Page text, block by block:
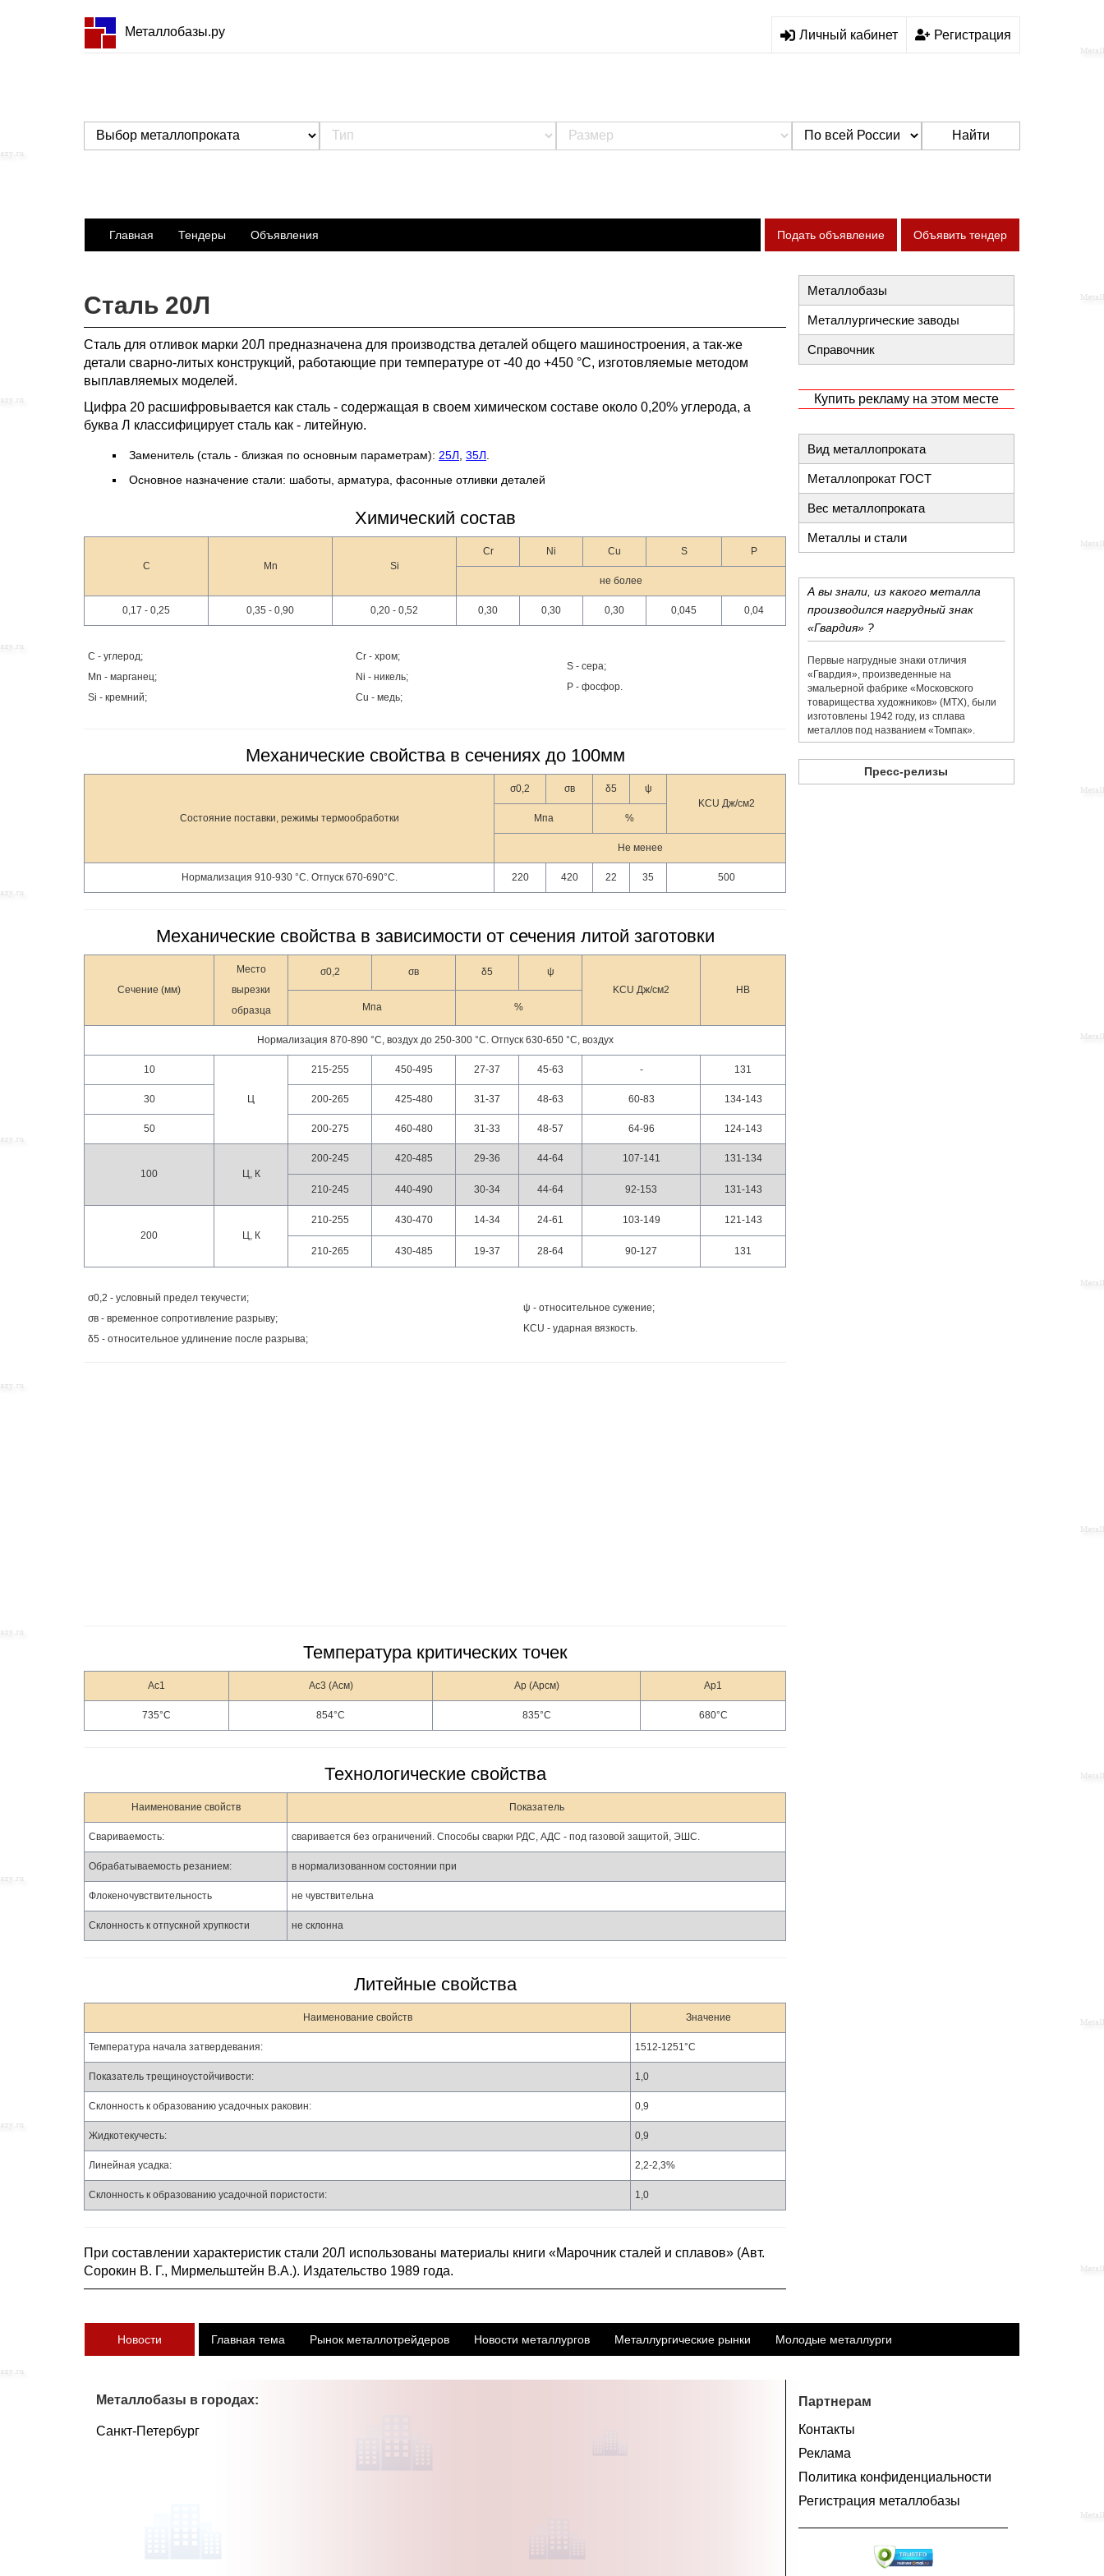
Металлобазы.ру Личный кабинет Регистрация
Найти
Главная Тендеры Объявления Подать объявление Объявить тендер
Сталь 20Л
Сталь для отливок марки 20Л предназначена для производства деталей общего машиностроения, а так-же
детали сварно-литых конструкций, работающие при температуре от -40 до +450 °С, изготовляемые методом
выплавляемых моделей.
Цифра 20 расшифровывается как сталь - содержащая в своем химическом составе около 0,20% углерода, а
буква Л классифицирует сталь как - литейную.
Заменитель (сталь - близкая по основным параметрам): 25Л 35Л
Основное назначение стали: шаботы, арматура, фасонные отливки деталей
Химический состав
C Mn Si
Cr Ni Cu S P
не более
0,17 - 0,25 0,35 - 0,90 0,20 - 0,52 0,30 0,30 0,30 0,045 0,04
C - углерод;
Mn - марганец;
Si - кремний;
Cr - хром;
Ni - никель;
Cu - медь;
S - сера;
P - фосфор.
Механические свойства в сечениях до 100мм
Состояние поставки, режимы термообработки
σ0,2 σв δ5
ψ
KCU Дж/см2
Мпа
%
Не менее
Нормализация 910-930 °С. Отпуск 670-690°С. 220 420 22 35 500
Механические свойства в зависимости от сечения литой заготовки
Сечение (мм)
Место
вырезки
образца
σ0,2 σв δ5
ψ
KCU Дж/см2
НВ
Мпа
%
Нормализация 870-890 °С, воздух до 250-300 °С. Отпуск 630-650 °С, воздух
10
Ц
215-255 450-495 27-37 45-63 - 131
30 200-265 425-480 31-37 48-63 60-83 134-143
50 200-275 460-480 31-33 48-57 64-96 124-143
100 Ц, К
200-245 420-485 29-36 44-64 107-141 131-134
210-245 440-490 30-34 44-64 92-153 131-143
200 Ц, К
210-255 430-470 14-34 24-61 103-149 121-143
210-265 430-485 19-37 28-64 90-127 131
σ0,2 - условный предел текучести;
σв - временное сопротивление разрыву;
δ5 - относительное удлинение после разрыва;
ψ - относительное сужение;
KCU - ударная вязкость.
Температура критических точек
Ас1 Ас3 (Асм) Ар (Арсм) Ар1
735°С 854°С 835°С 680°С
Технологические свойства
Наименование свойств Показатель
Свариваемость: сваривается без ограничений. Способы сварки РДС, АДС - под газовой защитой, ЭШС.
Обрабатываемость резанием: в нормализованном состоянии при
Флокеночувствительность не чувствительна
Склонность к отпускной хрупкости не склонна
Литейные свойства
Наименование свойств Значение
Температура начала затвердевания: 1512-1251°С
Показатель трещиноустойчивости: 1,0
Склонность к образованию усадочных раковин: 0,9
Жидкотекучесть: 0,9
Линейная усадка: 2,2-2,3%
Склонность к образованию усадочной пористости: 1,0
При составлении характеристик стали 20Л использованы материалы книги «Марочник сталей и сплавов» (Авт.
Сорокин В. Г., Мирмельштейн В.А.). Издательство 1989 года.
Металлобазы
Металлургические заводы
Справочник
Купить рекламу на этом месте
Вид металлопроката
Металлопрокат ГОСТ
Вес металлопроката
Металлы и стали
А вы знали, из какого металла
производился нагрудный знак
«Гвардия» ?
Первые нагрудные знаки отличия
«Гвардия», произведенные на
эмальерной фабрике «​Московского
товарищества художников»​ (МТХ), были
изготовлены 1942 году, из сплава
металлов под названием «​Томпак».
Пресс-релизы
Новости Главная тема Рынок металлотрейдеров Новости металлургов Металлургические рынки Молодые металлурги
Металлобазы в городах:
Санкт-Петербург
Партнерам
Контакты
Реклама
Политика конфиденциальности
Регистрация металлобазы